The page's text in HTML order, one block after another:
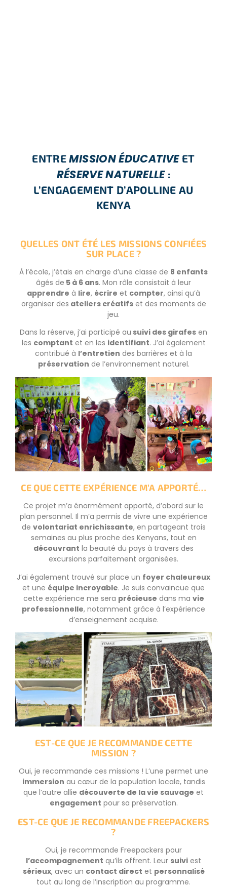
ENTREMISSION ÉDUCATIVEET
RÉSERVE NATURELLE:
L’ENGAGEMENT D’APOLLINE AU
KENYA
QUELLES ONT ÉTÉ LES MISSIONS CONFIÉES
SUR PLACE ?
À l’école, j’étais en charge d’une classe de 8 enfants
âgés de 5 à 6 ans. Mon rôle consistait à leur
apprendre à lire, écrire et compter, ainsi qu’à
organiser des ateliers créatifset des moments de
jeu.
Dans la réserve, j’ai participé au suivi des girafes en
les comptant et en les identifiant. J’ai également
contribué à l’entretien des barrières et à la
préservation de l’environnement naturel.
CE QUE CETTE EXPÉRIENCE M’A APPORTÉ…
Ce projet m’a énormément apporté, d’abord sur le
plan personnel. Il m’a permis de vivre une expérience
de volontariat enrichissante, en partageant trois
semaines au plus proche des Kenyans, tout en
découvrant la beauté du pays à travers des
excursions parfaitement organisées.
J’ai également trouvé sur place un foyer chaleureux
et une équipe incroyable. Je suis convaincue que
cette expérience me sera précieuse dans ma vie
professionnelle, notamment grâce à l’expérience
d’enseignement acquise.
EST-CE QUE JE RECOMMANDE CETTE
MISSION ?
Oui, je recommande ces missions ! L’une permet une
immersion au cœur de la population locale, tandis
que l’autre allie découverte de la vie sauvage et
engagement pour sa préservation.
EST-CE QUE JE RECOMMANDE FREEPACKERS
?
Oui, je recommande Freepackers pour
l’accompagnement qu’ils offrent. Leur suivi est
sérieux, avec un contact direct et personnalisé
tout au long de l’inscription au programme.